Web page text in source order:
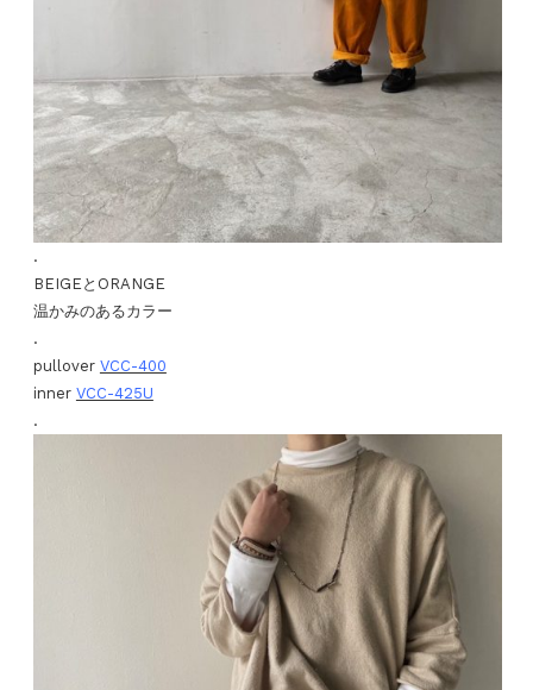
.
BEIGEとORANGE
温かみのあるカラー
.
pullover VCC-400
inner VCC-425U
.